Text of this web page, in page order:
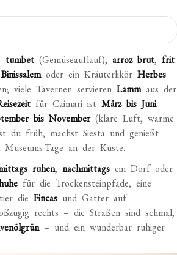
tumbet (Gemüseauflauf),arroz brut,frit
Binissalemoder ein KräuterlikörHerbes
viele Tavernen servierenLammaus der
für Caimari istMärz bis Juni
bis November(klare Luft, warme
du früh, machst Siesta und genießt
Tage an der Küste.
ruhen,nachmittags ein Dorf oder
für die Trockensteinpfade, eine
dieFincas und Gatter auf
rechts – die Straßen sind schmal,
– und ein wunderbar ruhiger